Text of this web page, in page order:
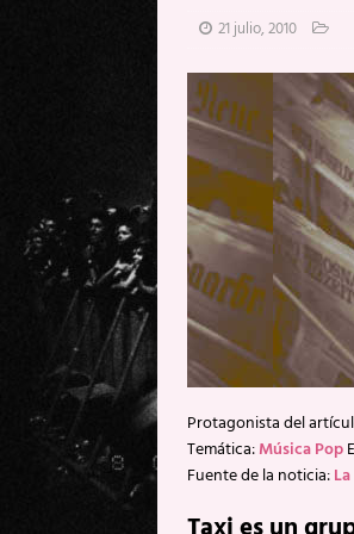
[
[
[
21 julio, 2010
Protagonista del
Temática:Música Pop
Fuente de la noticia: